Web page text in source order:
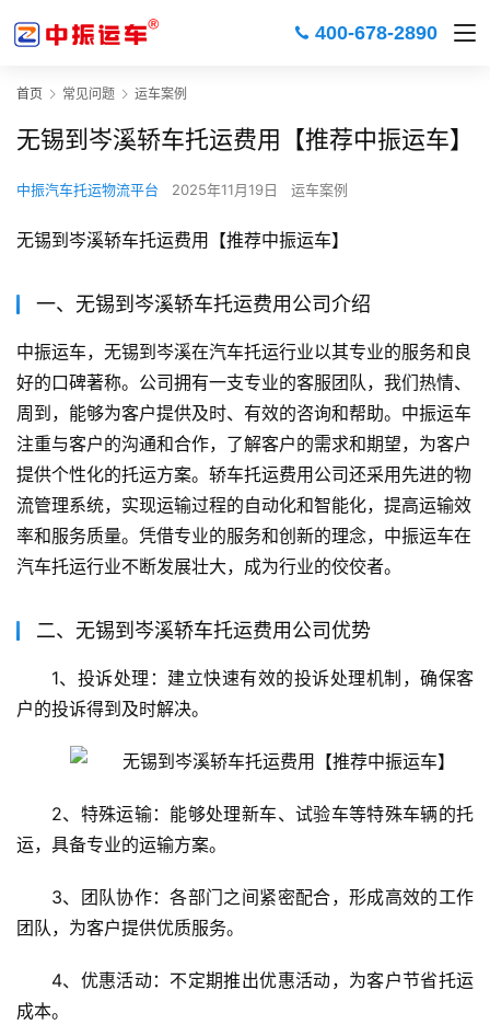
400-678-2890
首页 常见问题 运车案例
无锡到岑溪轿车托运费用【推荐中振运车】
中振汽车托运物流平台 2025年11月19日 运车案例
无锡到岑溪轿车托运费用【推荐中振运车】
一、无锡到岑溪轿车托运费用公司介绍
中振运车，无锡到岑溪在汽车托运行业以其专业的服务和良
好的口碑著称。公司拥有一支专业的客服团队，我们热情、
周到，能够为客户提供及时、有效的咨询和帮助。中振运车
注重与客户的沟通和合作，了解客户的需求和期望，为客户
提供个性化的托运方案。轿车托运费用公司还采用先进的物
流管理系统，实现运输过程的自动化和智能化，提高运输效
率和服务质量。凭借专业的服务和创新的理念，中振运车在
汽车托运行业不断发展壮大，成为行业的佼佼者。
二、无锡到岑溪轿车托运费用公司优势
1、投诉处理：建立快速有效的投诉处理机制，确保客
户的投诉得到及时解决。
2、特殊运输：能够处理新车、试验车等特殊车辆的托
运，具备专业的运输方案。
3、团队协作：各部门之间紧密配合，形成高效的工作
团队，为客户提供优质服务。
4、优惠活动：不定期推出优惠活动，为客户节省托运
成本。